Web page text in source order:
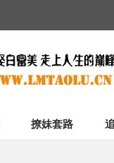
撩妹套路